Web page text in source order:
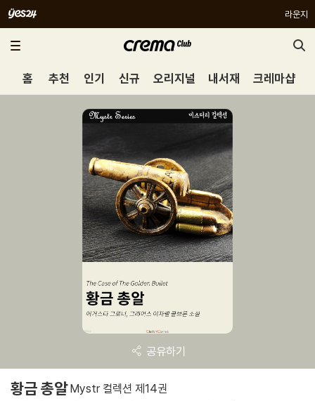
라운지
홈 추천 인기 신규 오리지널 내서재 크레마샵
공유하기
황금 총알 Mystr 컬렉션 제14권